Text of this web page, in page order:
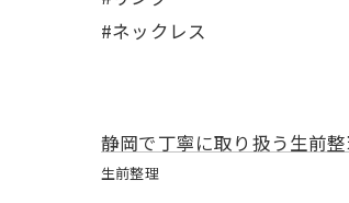
#ネックレス
静岡で丁寧に取り扱う生前
生前整理